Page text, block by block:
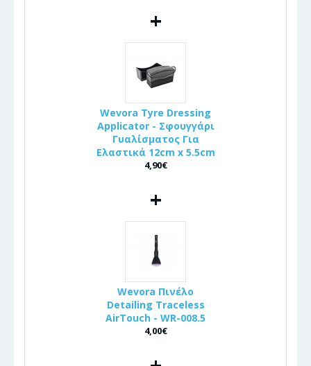
+
Wevora Tyre Dressing
Applicator - Σφουγγάρι
Γυαλίσματος Για
Ελαστικά 12cm x 5.5cm
4,90€
+
Wevora Πινέλo
Detailing Traceless
AirTouch - WR-008.5
4,00€